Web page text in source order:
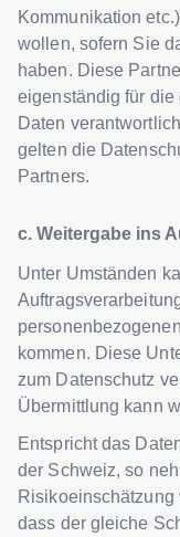
Kommunikation
wollen, sofern Sie
haben. Diese
eigenständig für
Daten
gelten die
Partners.
c. Weitergabe ins
Unter Umständen
kommen. Diese
zum Datenschutz
Übermittlung kann
Entspricht das
der Schweiz, so
Risikoeinschätzung
dass der gleiche